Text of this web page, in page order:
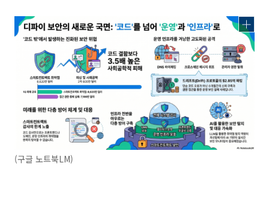
(구글 노트북LM)